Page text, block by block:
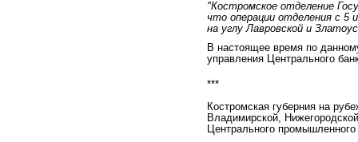
"Костромское отделение
что операции отделения с 5
на углу Лавровской и
В настоящее время по
управления Центрального
***
Костромская губерния на
Владимирской,
Центрального промышленного